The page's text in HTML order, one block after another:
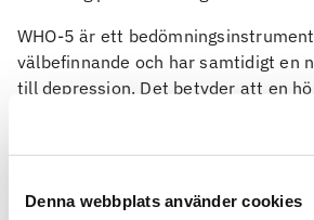
Denna webbplats använder cookies
WHO-5 är ett
välbefinnande och har samtidigt en
till depression. Det betyder att en
att en depression inte föreligger
indikerar depression. WHO-5 är
länder.